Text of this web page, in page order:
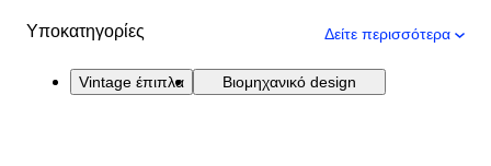
Υποκατηγορίες Δείτε περισσότερα
Vintage έπιπλα Βιομηχανικό design